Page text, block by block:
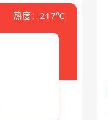
热度：217℃